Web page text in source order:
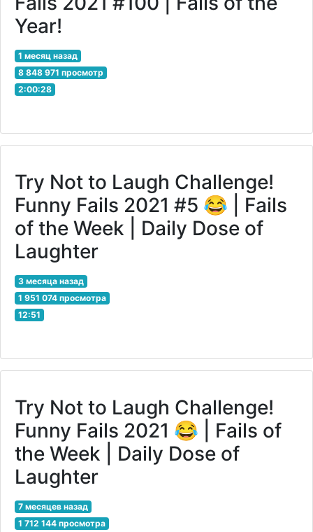
Year!
1 месяц назад
8 848 971 просмотр
2:00:28
Try Not to Laugh Challenge!
Funny Fails 2021 #5 😂 | Fails
of the Week | Daily Dose of
Laughter
3 месяца назад
1 951 074 просмотра
12:51
Try Not to Laugh Challenge!
Funny Fails 2021 😂 | Fails of
the Week | Daily Dose of
Laughter
7 месяцев назад
1 712 144 просмотра